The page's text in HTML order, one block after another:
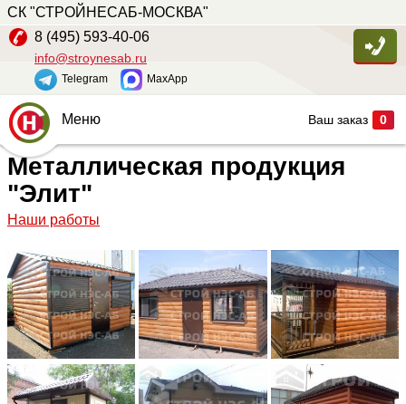
СК "СТРОЙНЕСАБ-МОСКВА"
8 (495) 593-40-06
info@stroynesab.ru
Telegram MaxApp
Ваш заказ 0
Главная
Каталог
Услуги
Наши работы
Сопутствующие товары
О компании
Контакты
Меню
Металлическая продукция
"Элит"
Наши работы